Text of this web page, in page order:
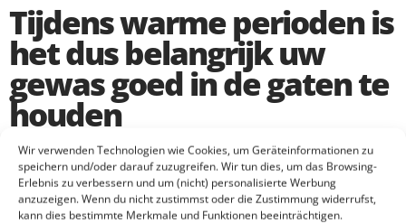
Wir verwenden Technologien wie Cookies, um Geräteinformationen zu
speichern und/oder darauf zuzugreifen. Wir tun dies, um das Browsing-
Erlebnis zu verbessern und um (nicht) personalisierte Werbung
anzuzeigen. Wenn du nicht zustimmst oder die Zustimmung widerrufst,
kann dies bestimmte Merkmale und Funktionen beeinträchtigen.
Tijdens warme perioden is
het dus belangrijk uw
gewas goed in de gaten te
houden
De mais heeft zich in het voorjaar al behoorlijk kunnen
ontwikkelen. In de zeer vroeg gezaaide percelen wordt de aar
zelfs al zichtbaar. Toch wordt het beschikbare bodemvocht op
vele plaatsen in Nederland nu schaars. Hoewel het gewas